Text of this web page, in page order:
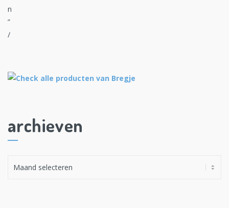
archieven